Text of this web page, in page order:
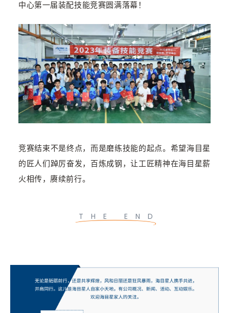
中心第一届装配技能竞赛圆满落幕！
竞赛结束不是终点，而是磨练技能的起点。希望海目星
的匠人们踔厉奋发，百炼成钢，让工匠精神在海目星薪
火相传，赓续前行。
THE END